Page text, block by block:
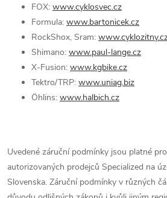
FOX: www.cyklosvec.cz
Formula: www.bartonicek.cz
RockShox, Sram:
Shimano: www.paul-lange.cz
X-Fusion: www.kgbike.cz
Tektro/TRP: www.uniag.biz
Öhlins: www.halbich.cz
Uvedené záruční podmínky jsou platné
autorizovaných prodejců Specialized na
Slovenska. Záruční podmínky v různých